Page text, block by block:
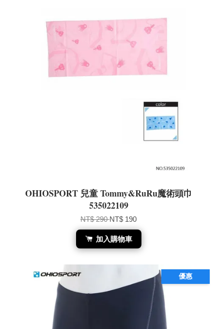
OHIOSPORT 兒童 Tommy&RuRu魔術頭巾
535022109
NT$ 290NT$ 190
加入購物車
優惠